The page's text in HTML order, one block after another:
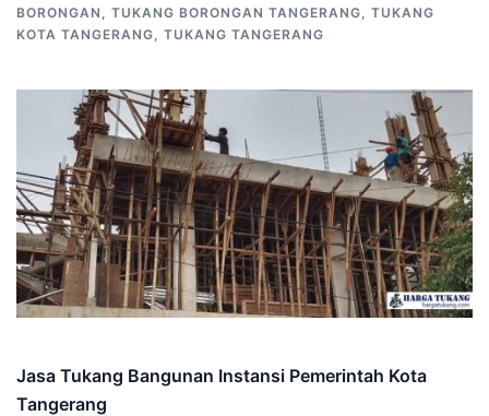
BORONGAN , TUKANG BORONGAN TANGERANG, TUKANG
KOTA TANGERANG, TUKANG TANGERANG
Jasa Tukang Bangunan Instansi Pemerintah Kota
Tangerang